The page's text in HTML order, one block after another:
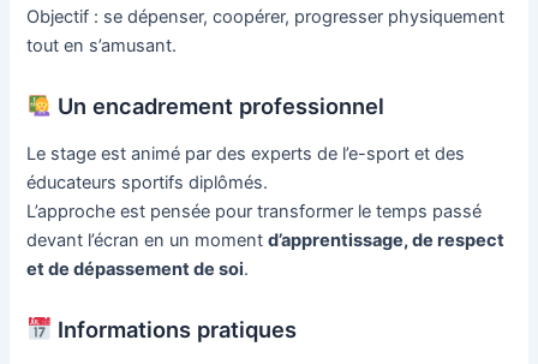
Objectif : se dépenser, coopérer, progresser physiquement
tout en s’amusant.
Un encadrement professionnel
Le stage est animé par des experts de l’e-sport et des
éducateurs sportifs diplômés.
L’approche est pensée pour transformer le temps passé
devant l’écran en un momentd’apprentissage, de respect
et de dépassement de soi.
Informations pratiques